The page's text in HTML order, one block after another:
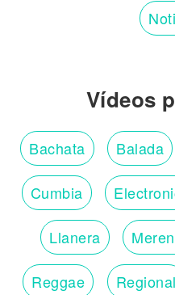
Vídeos
Bachata Balada
Cumbia
Llanera
Reggae Regional